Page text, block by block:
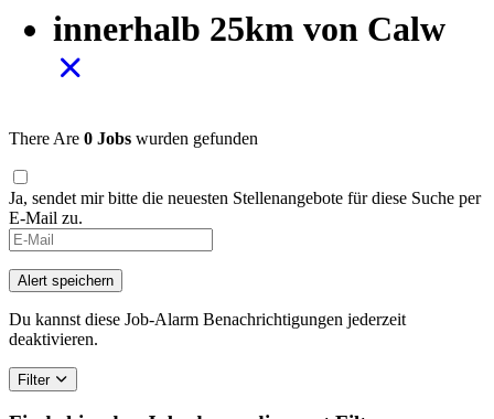
innerhalb 25km von Calw
There Are 0 Jobs wurden gefunden
Ja, sendet mir bitte die neuesten Stellenangebote für diese Suche per
E-Mail zu.
Alert speichern
Du kannst diese Job-Alarm Benachrichtigungen jederzeit
deaktivieren.
Filter